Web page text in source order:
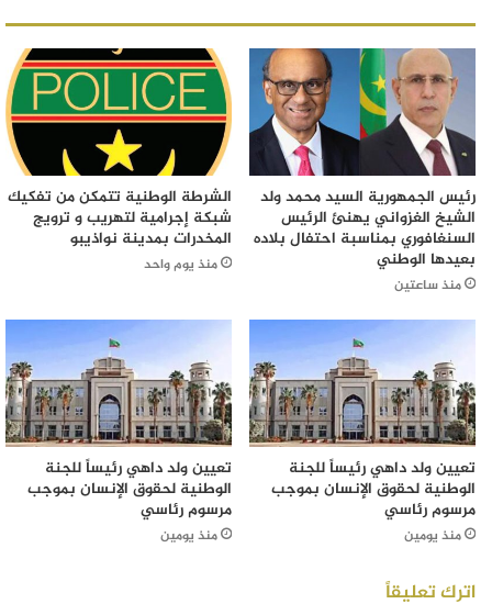
رئيس الجمهورية السيد محمد ولد
الشيخ الغزواني يهنئ الرئيس
السنغافوري بمناسبة احتفال بلاده
بعيدها الوطني
منذ ساعتين
الشرطة الوطنية تتمكن من تفكيك
شبكة إجرامية لتهريب و ترويج
المخدرات بمدينة نواذيبو
منذ يوم واحد
تعيين ولد داهي رئيساً للجنة
الوطنية لحقوق الإنسان بموجب
مرسوم رئاسي
منذ يومين
تعيين ولد داهي رئيساً للجنة
الوطنية لحقوق الإنسان بموجب
مرسوم رئاسي
منذ يومين
اترك تعليقاً